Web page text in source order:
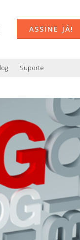
ASSINE JÁ!
Suporte